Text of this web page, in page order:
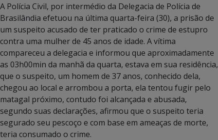
A Polícia Civil, por intermédio da Delegacia de Polícia de
Brasilândia efetuou na última quarta-feira (30), a prisão de
um suspeito acusado de ter praticado o crime de estupro
contra uma mulher de 45 anos de idade. A vítima
compareceu a delegacia e informou que aproximadamente
as 03h00min da manhã da quarta, estava em sua residência,
que o suspeito, um homem de 37 anos, conhecido dela,
chegou ao local e arrombou a porta, ela tentou fugir pelo
matagal próximo, contudo foi alcançada e abusada,
segundo suas declarações, afirmou que o suspeito teria
segurado seu pescoço e com base em ameaças de morte,
teria consumado o crime.